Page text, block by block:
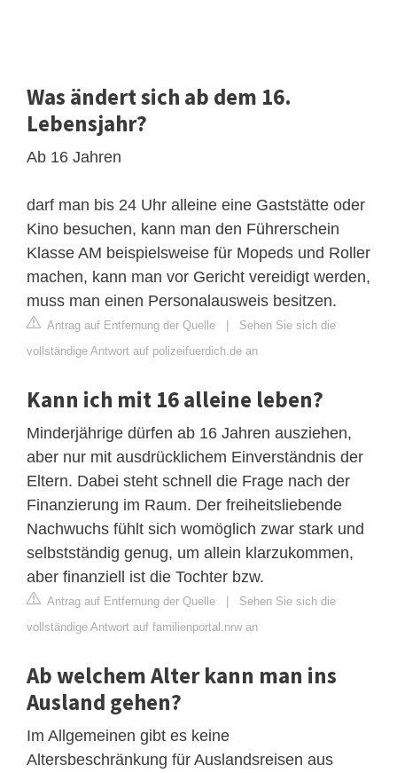
Was ändert sich ab dem 16.
Lebensjahr?
Ab 16 Jahren
darf man bis 24 Uhr alleine eine Gaststätte oder
Kino besuchen, kann man den Führerschein
Klasse AM beispielsweise für Mopeds und Roller
machen, kann man vor Gericht vereidigt werden,
muss man einen Personalausweis besitzen.
Antrag auf Entfernung der Quelle | Sehen Sie sich die
vollständige Antwort auf polizeifuerdich.de an
Kann ich mit 16 alleine leben?
Minderjährige dürfen ab 16 Jahren ausziehen,
aber nur mit ausdrücklichem Einverständnis der
Eltern. Dabei steht schnell die Frage nach der
Finanzierung im Raum. Der freiheitsliebende
Nachwuchs fühlt sich womöglich zwar stark und
selbstständig genug, um allein klarzukommen,
aber finanziell ist die Tochter bzw.
Antrag auf Entfernung der Quelle | Sehen Sie sich die
vollständige Antwort auf familienportal.nrw an
Ab welchem ​​Alter kann man ins
Ausland gehen?
Im Allgemeinen gibt es keine
Altersbeschränkung für Auslandsreisen aus